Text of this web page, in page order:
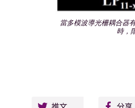
當多模波導光柵耦合器
時，